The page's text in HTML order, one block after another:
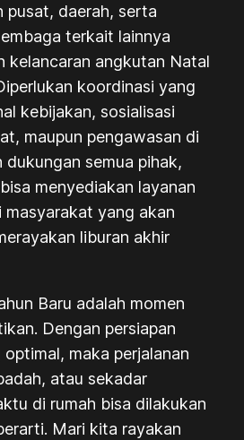
pusat, daerah, serta
terkait lainnya
kelancaran angkutan Natal
koordinasi yang
kebijakan, sosialisasi
maupun pengawasan di
dukungan semua pihak,
menyediakan layanan
yang akan
liburan akhir
Baru adalah momen
Dengan persiapan
maka perjalanan
atau sekadar
di rumah bisa dilakukan
Mari kita rayakan